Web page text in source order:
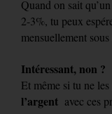
Quand on sait
2-3%, tu peux
mensuellement
Intéressant, non ?
Et même si tu ne
l’argent avec ces